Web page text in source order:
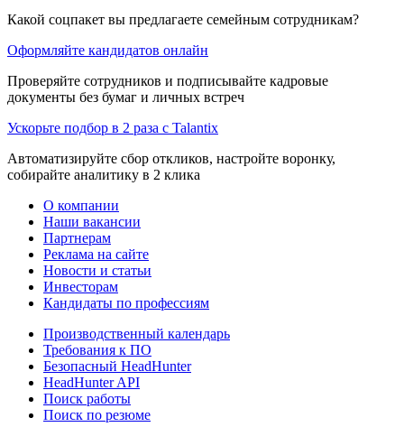
Какой соцпакет вы предлагаете семейным сотрудникам?
Оформляйте кандидатов онлайн
Проверяйте сотрудников и подписывайте кадровые
документы без бумаг и личных встреч
Ускорьте подбор в 2 раза с Talantix
Автоматизируйте сбор откликов, настройте воронку,
собирайте аналитику в 2 клика
О компании
Наши вакансии
Партнерам
Реклама на сайте
Новости и статьи
Инвесторам
Кандидаты по профессиям
Производственный календарь
Требования к ПО
Безопасный HeadHunter
HeadHunter API
Поиск работы
Поиск по резюме